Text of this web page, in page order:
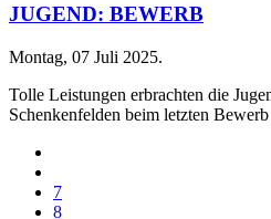
JUGEND: BEWERB
Montag, 07 Juli 2025.
Tolle Leistungen erbrachten die
Schenkenfelden beim letzten
7
8